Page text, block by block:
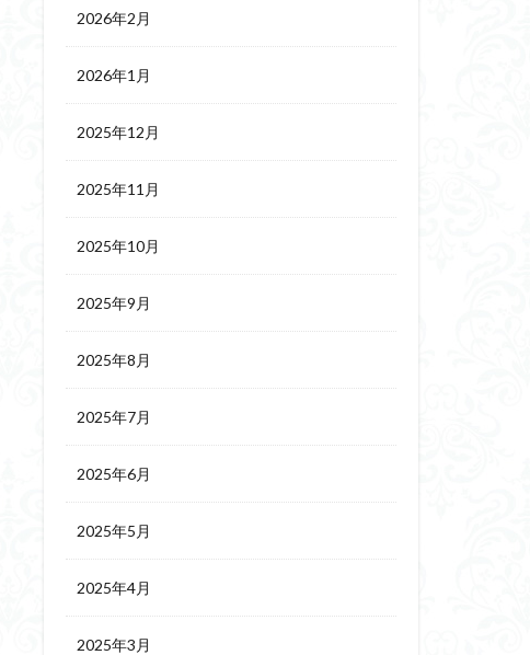
2026年2月
2026年1月
2025年12月
2025年11月
2025年10月
2025年9月
2025年8月
2025年7月
2025年6月
2025年5月
2025年4月
2025年3月